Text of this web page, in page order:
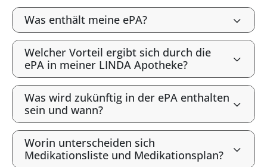
Was enthält meine ePA?
Welcher Vorteil ergibt sich durch die
ePA in meiner LINDA Apotheke?
Was wird zukünftig in der ePA enthalten
sein und wann?
Worin unterscheiden sich
Medikationsliste und Medikationsplan?